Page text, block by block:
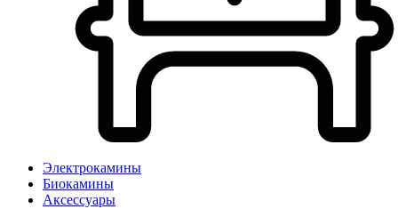
Электрокамины
Биокамины
Аксессуары